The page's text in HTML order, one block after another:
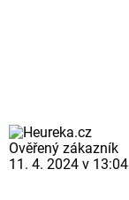
Ověřený zákazník
11. 4. 2024 v 13:04